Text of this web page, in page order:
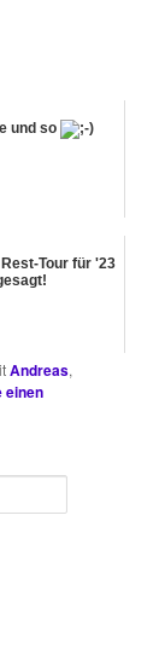
und so
Tour für '23
Andreas,
einen